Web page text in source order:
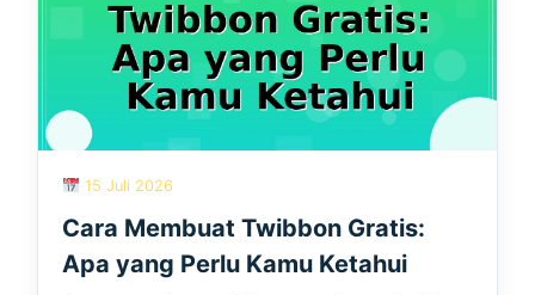
15 Juli 2026
Cara Membuat Twibbon Gratis:
Apa yang Perlu Kamu Ketahui